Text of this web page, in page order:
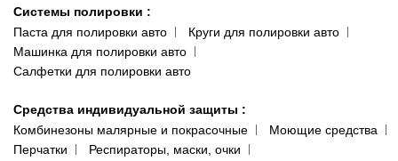
Системы полировки :
Паста для полировки авто
Круги для полировки авто
Машинка для полировки авто
Салфетки для полировки авто
Средства индивидуальной защиты :
Комбинезоны малярные и покрасочные
Моющие средства
Перчатки
Респираторы, маски, очки